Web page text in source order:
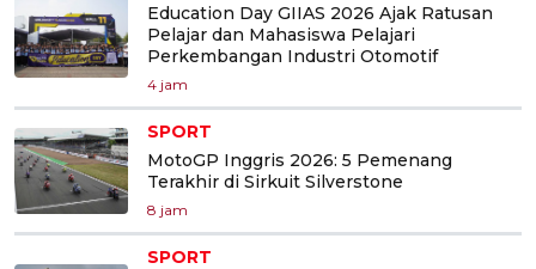
Education Day GIIAS 2026 Ajak Ratusan
Pelajar dan Mahasiswa Pelajari
Perkembangan Industri Otomotif
4 jam
SPORT
MotoGP Inggris 2026: 5 Pemenang
Terakhir di Sirkuit Silverstone
8 jam
SPORT